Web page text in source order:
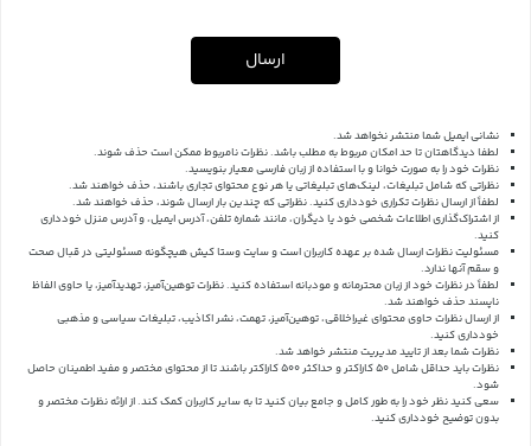
ارسال
نشانی ایمیل شما منتشر نخواهد شد.
لطفا دیدگاهتان تا حد امکان مربوط به مطلب باشد. نظرات نامربوط ممکن است حذف شوند.
نظرات خود را به صورت خوانا و با استفاده از زبان فارسی معیار بنویسید.
نظراتی که شامل تبلیغات، لینک‌های تبلیغاتی یا هر نوع محتوای تجاری باشند، حذف خواهند شد.
لطفاً از ارسال نظرات تکراری خودداری کنید. نظراتی که چندین بار ارسال شوند، حذف خواهند شد.
از اشتراک‌گذاری اطلاعات شخصی خود یا دیگران، مانند شماره تلفن، آدرس ایمیل، و آدرس منزل خودداری
کنید.
مسئولیت نظرات ارسال شده بر عهده کاربران است و سایت وستا کیش هیچگونه مسئولیتی در قبال صحت
و سقم آنها ندارد.
لطفاً در نظرات خود از زبان محترمانه و مودبانه استفاده کنید. نظرات توهین‌آمیز، تهدیدآمیز، یا حاوی الفاظ
ناپسند حذف خواهند شد.
از ارسال نظرات حاوی محتوای غیراخلاقی، توهین‌آمیز، تهمت، نشر اکاذیب، تبلیغات سیاسی و مذهبی
خودداری کنید.
نظرات شما بعد از تایید مدیریت منتشر خواهد شد.
نظرات باید حداقل شامل 50 کاراکتر و حداکثر 500 کاراکتر باشند تا از محتوای مختصر و مفید اطمینان حاصل
شود.
سعی کنید نظر خود را به طور کامل و جامع بیان کنید تا به سایر کاربران کمک کند.از ارائه نظرات مختصر و
بدون توضیح خودداری کنید.